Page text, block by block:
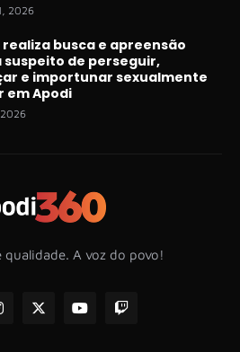
2026
realiza busca e apreensão
de perseguir,
e importunar sexualmente
em Apodi
qualidade. A voz do povo!